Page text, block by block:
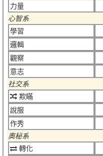
力量
心智系
學習
邏輯
觀察
意志
社交系
欺瞞
說服
作秀
奧秘系
轉化